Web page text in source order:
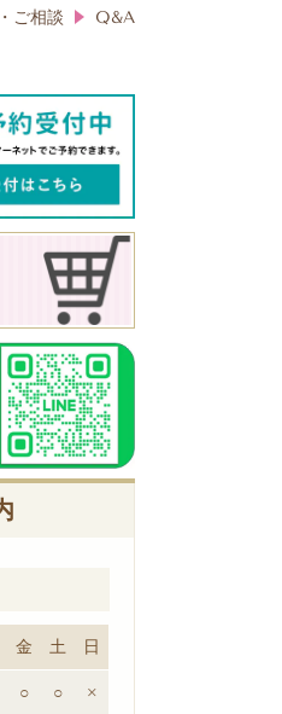
ご相談 Q&A
金 土 日
○ ○ ×